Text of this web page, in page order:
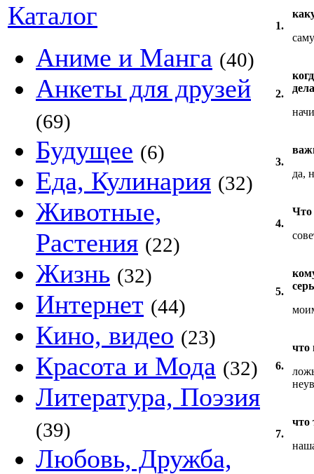
Каталог
Аниме и Манга (40)
Анкеты для друзей
(69)
Будущее (6)
Еда, Кулинария (32)
Животные,
Растения (22)
Жизнь (32)
Интернет (44)
Кино, видео (23)
Красота и Мода (32)
Литература, Поэзия
(39)
Любовь, Дружба,
1.
2.
3.
да,
4.
Что
5.
6.
что
7.
что